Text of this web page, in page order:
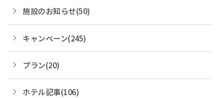
施設のお知らせ(50)
キャンペーン(245)
プラン(20)
ホテル記事(106)